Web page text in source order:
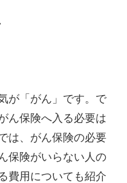
が「がん」です。で
ん保険へ入る必要は
は、がん保険の必要
保険がいらない人の
費用についても紹介